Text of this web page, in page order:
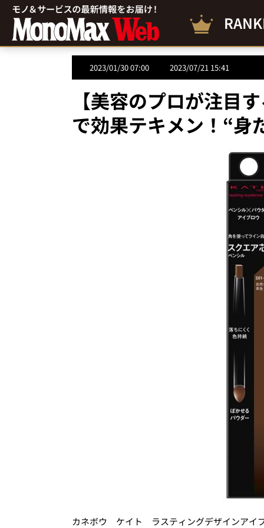
2023/01/30 07:00 2023/07/21 15:41
【美容のプロが注目
で効果テキメン！“身
カネボウ ケイト ラスティングデザインア